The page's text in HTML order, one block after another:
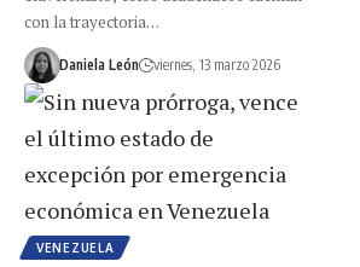
con la trayectoria…
Daniela León viernes, 13 marzo 2026
VENEZUELA